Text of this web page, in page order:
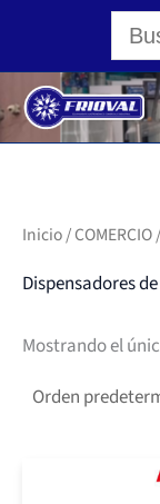
contenido
Inicio/COMERCIO
Dispensadores
Mostrando el